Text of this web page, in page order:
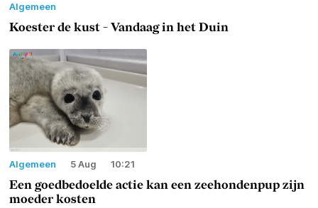
Algemeen
Koester de kust - Vandaag in het Duin
Algemeen 5 Aug 10:21
Een goedbedoelde actie kan een zeehondenpup zijn
moeder kosten